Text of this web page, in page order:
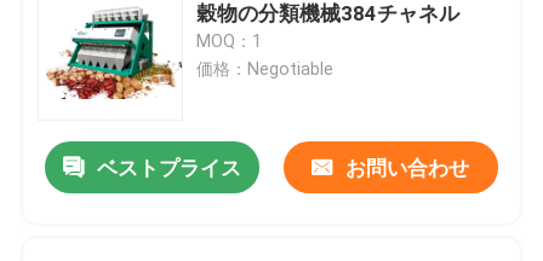
接触
製品
穀物の分類機械384チャネル
MOQ：1
価格：Negotiable
ベストプライス お問い合わせ